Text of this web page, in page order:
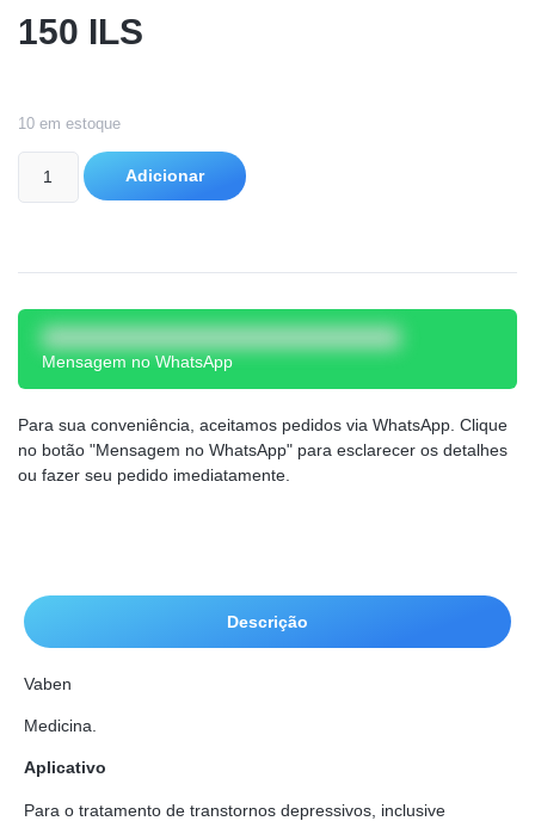
150 ILS
10 em estoque
Adicionar
Mensagem no WhatsApp
Para sua conveniência, aceitamos pedidos via WhatsApp. Clique
no botão "Mensagem no WhatsApp" para esclarecer os detalhes
ou fazer seu pedido imediatamente.
Descrição
Vaben
Medicina.
Aplicativo
Para o tratamento de transtornos depressivos, inclusive